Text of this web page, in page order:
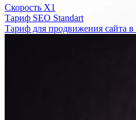
Скорость Х1
Тариф SEO Standart
Тариф для продвижения сайта